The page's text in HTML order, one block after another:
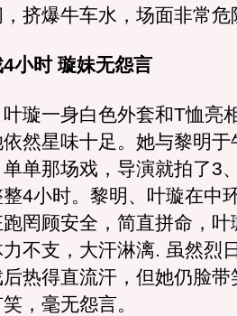
挤爆牛车水，场面非常危
时 璇妹无怨言
一身白色外套和T恤亮
然星味十足。她与黎明于
单那场戏，导演就拍了3
4小时。黎明、叶璇在中
罔顾安全，简直拼命，叶
不支，大汗淋漓. 虽然烈
热得直流汗，但她仍脸带
，毫无怨言。